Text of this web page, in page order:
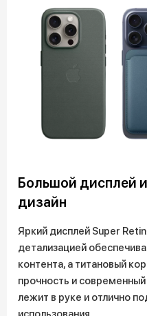
Большой дисплей
дизайн
Яркий дисплей Super
детализацией
контента, а титановый
прочность и
лежит в руке и отлично